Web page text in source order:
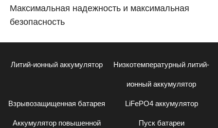
Максимальная надежность и максимальная
безопасность
Литий-ионный аккумулятор Низкотемпературный литий-
ионный аккумулятор
Взрывозащищенная батарея LiFePO4 аккумулятор
Аккумулятор повышенной Пуск батареи